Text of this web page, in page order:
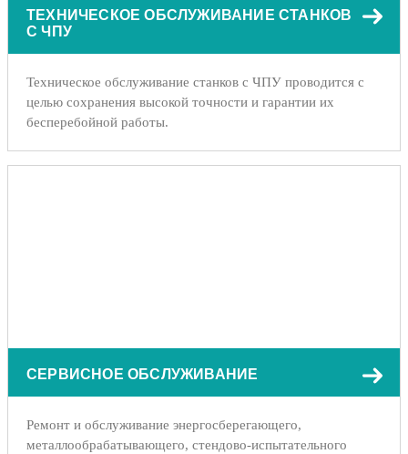
ТЕХНИЧЕСКОЕ ОБСЛУЖИВАНИЕ СТАНКОВ
С ЧПУ
Техническое обслуживание станков с ЧПУ проводится с
целью сохранения высокой точности и гарантии их
бесперебойной работы.
СЕРВИСНОЕ ОБСЛУЖИВАНИЕ
Ремонт и обслуживание энергосберегающего,
металлообрабатывающего, стендово-испытательного